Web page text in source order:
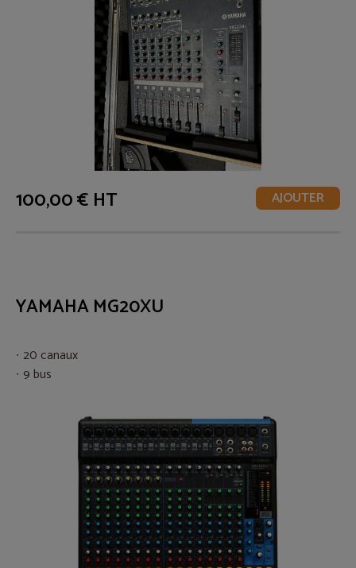
100,00 € HT AJOUTER
YAMAHA MG20XU
20 canaux
9 bus